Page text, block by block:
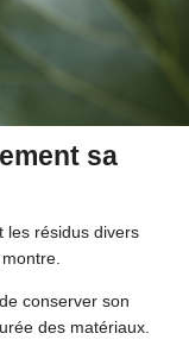
sa
les résidus divers
conserver son
des matériaux.